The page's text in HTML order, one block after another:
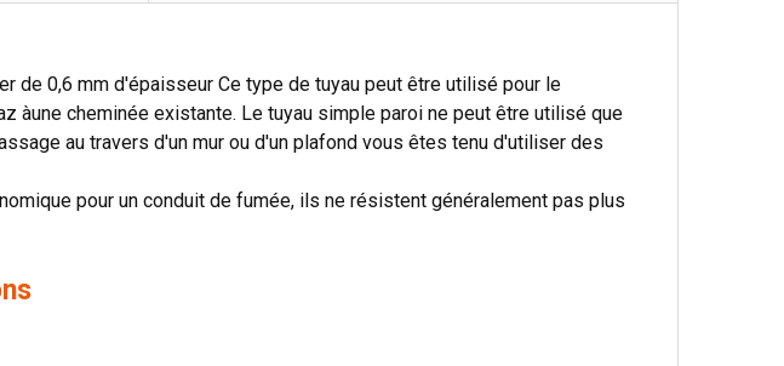
de 0,6 mm d'épaisseur Ce type de tuyau peut être utilisé pour le
àune cheminée existante. Le tuyau simple paroi ne peut être utilisé que
au travers d'un mur ou d'un plafond vous êtes tenu d'utiliser des
pour un conduit de fumée, ils ne résistent généralement pas plus